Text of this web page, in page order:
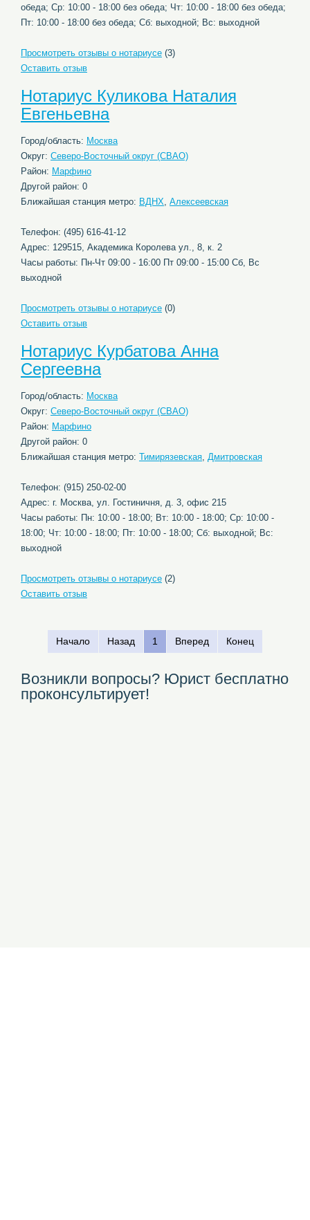
обеда; Ср: 10:00 - 18:00 без обеда; Чт: 10:00 - 18:00 без обеда;
Пт: 10:00 - 18:00 без обеда; Сб: выходной; Вс: выходной
Просмотреть отзывы о нотариусе (3)
Оставить отзыв
Нотариус Куликова Наталия
Евгеньевна
Город/область: Москва
Округ: Северо-Восточный округ (СВАО)
Район: Марфино
Другой район: 0
Ближайшая станция метро: ВДНХ, Алексеевская
Телефон: (495) 616-41-12
Адрес: 129515, Академика Королева ул., 8, к. 2
Часы работы: Пн-Чт 09:00 - 16:00 Пт 09:00 - 15:00 Сб, Вс
выходной
Просмотреть отзывы о нотариусе (0)
Оставить отзыв
Нотариус Курбатова Анна
Сергеевна
Город/область: Москва
Округ: Северо-Восточный округ (СВАО)
Район: Марфино
Другой район: 0
Ближайшая станция метро: Тимирязевская, Дмитровская
Телефон: (915) 250-02-00
Адрес: г. Москва, ул. Гостиничня, д. 3, офис 215
Часы работы: Пн: 10:00 - 18:00; Вт: 10:00 - 18:00; Ср: 10:00 -
18:00; Чт: 10:00 - 18:00; Пт: 10:00 - 18:00; Сб: выходной; Вс:
выходной
Просмотреть отзывы о нотариусе (2)
Оставить отзыв
Начало Назад 1 Вперед Конец
Возникли вопросы? Юрист бесплатно
проконсультирует!